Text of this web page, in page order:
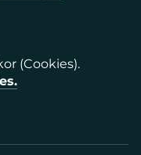
(Cookies).